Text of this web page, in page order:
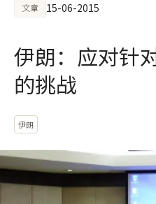
文章 15-06-2015
伊朗：应对针
的挑战
伊朗